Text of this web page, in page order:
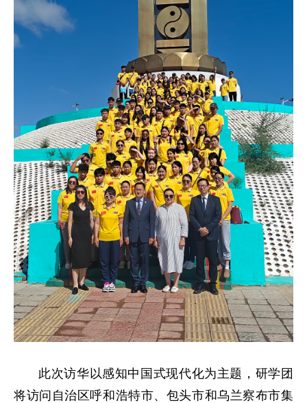
此次访华以感知中国式现代化为主题，研学团
将访问自治区呼和浩特市、包头市和乌兰察布市集